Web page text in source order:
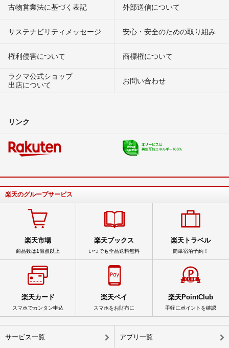
古物営業法に基づく表記 外部送信について
サステナビリティメッセージ 安心・安全のための取り組み
権利侵害について
商標権について
ラクマ公式ショップ
出店について
お問い合わせ
リンク
楽天のグループサービス
楽天市場
商品数は1億点以上
楽天ブックス
いつでも全品送料無料
楽天トラベル
簡単宿泊予約！
楽天カード
スマホでカンタン申込
楽天ペイ
スマホをお財布に
楽天PointClub
手軽にポイントを確認
サービス一覧 アプリ一覧